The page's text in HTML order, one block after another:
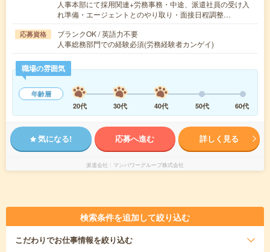
人事本部にて採用関連+労務事務・中途、派遣社員の受け入
れ準備・エージェントとのやり取り・面接日程調整…
応募資格
ブランクOK / 英語力不要
人事総務部門での経験必須(労務経験者カンゲイ)
職場の雰囲気
年齢層
20代
30代 40代 50代 60代
気になる! 応募へ進む 詳しく見る
派遣会社 マンパワーグループ株式会社
検索条件を追加して絞り込む
こだわりでお仕事情報を絞り込む